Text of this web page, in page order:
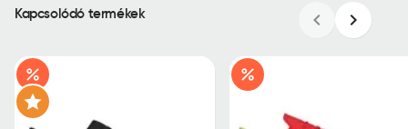
Kapcsolódó termékek